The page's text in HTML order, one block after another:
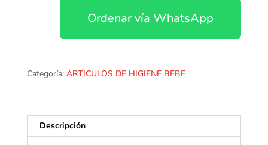
Ordenar vía WhatsApp
Categoría: ARTICULOS DE HIGIENE BEBE
Descripción